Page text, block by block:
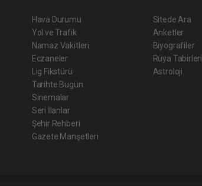
Hava Durumu
Yol ve Trafik
Namaz Vakitleri
Eczaneler
Lig Fikstürü
Tarihte Bugün
Sinemalar
Seri İlanlar
Şehir Rehberi
Gazete Manşetleri
Sitede Ara
Anketler
Biyografiler
Rüya Tabirleri
Astroloji